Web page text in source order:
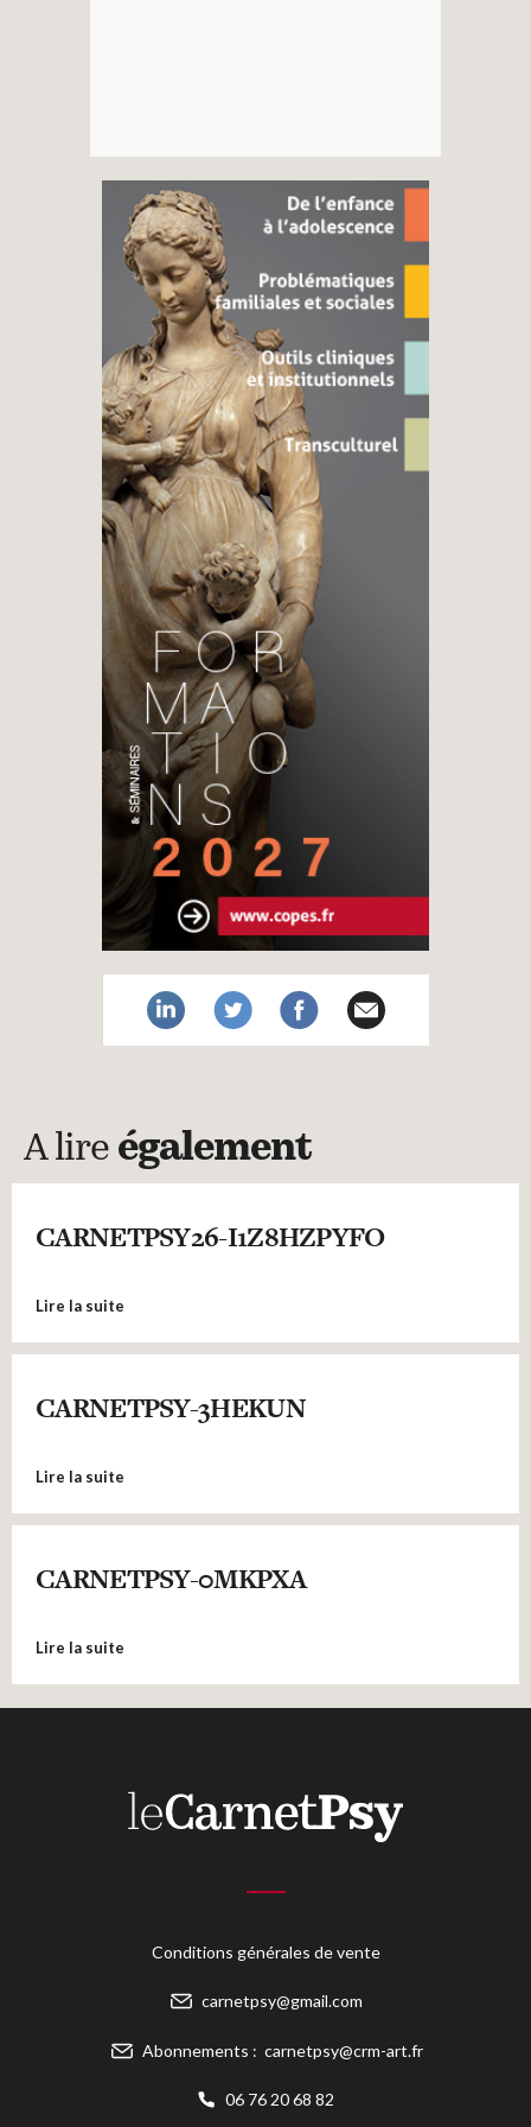
Colloque
Mon panier
Mon compte
A lire également
CARNETPSY26-I1Z8HZPYFO
Lire la suite
CARNETPSY-3HEKUN
Lire la suite
CARNETPSY-0MKPXA
Lire la suite
Conditions générales de vente
carnetpsy@gmail.com
Abonnements : carnetpsy@crm-art.fr
06 76 20 68 82